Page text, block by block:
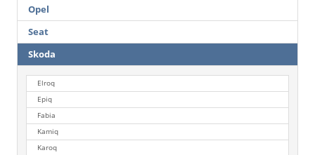
Opel
Seat
Skoda
Elroq
Epiq
Fabia
Kamiq
Karoq